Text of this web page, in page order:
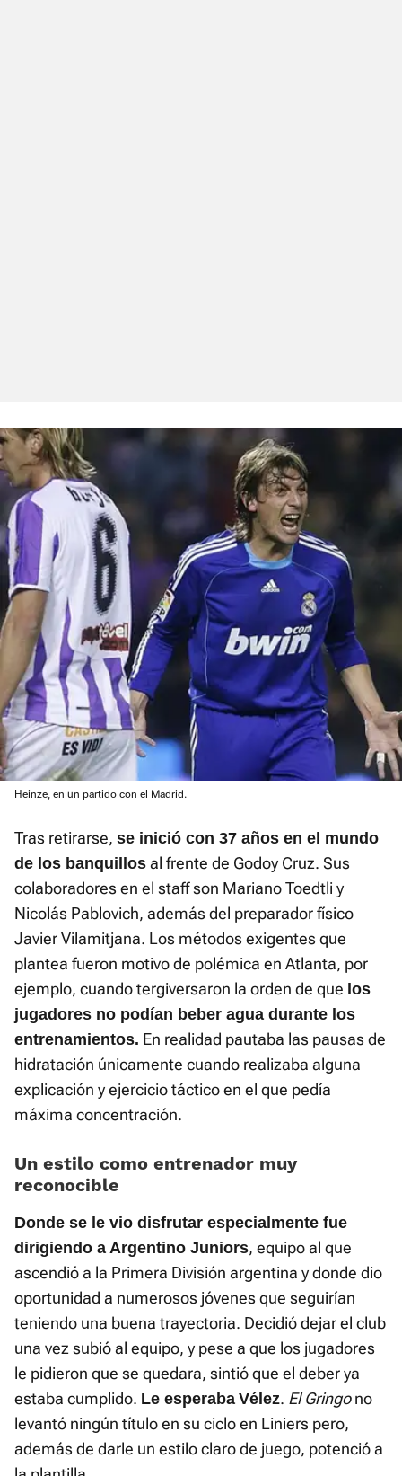
Heinze, en un partido con el Madrid.
Tras retirarse, se inició con 37 años en el mundo
de los banquillos al frente de Godoy Cruz. Sus
colaboradores en el staff son Mariano Toedtli y
Nicolás Pablovich, además del preparador físico
Javier Vilamitjana. Los métodos exigentes que
plantea fueron motivo de polémica en Atlanta, por
ejemplo, cuando tergiversaron la orden de que los
jugadores no podían beber agua durante los
entrenamientos. En realidad pautaba las pausas de
hidratación únicamente cuando realizaba alguna
explicación y ejercicio táctico en el que pedía
máxima concentración.
Un estilo como entrenador muy
reconocible
Donde se le vio disfrutar especialmente fue
dirigiendo a Argentino Juniors, equipo al que
ascendió a la Primera División argentina y donde dio
oportunidad a numerosos jóvenes que seguirían
teniendo una buena trayectoria. Decidió dejar el club
una vez subió al equipo, y pese a que los jugadores
le pidieron que se quedara, sintió que el deber ya
estaba cumplido. Le esperaba Vélez. El Gringono
levantó ningún título en su ciclo en Liniers pero,
además de darle un estilo claro de juego, potenció a